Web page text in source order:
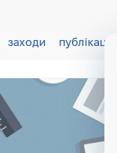
заходи публікації